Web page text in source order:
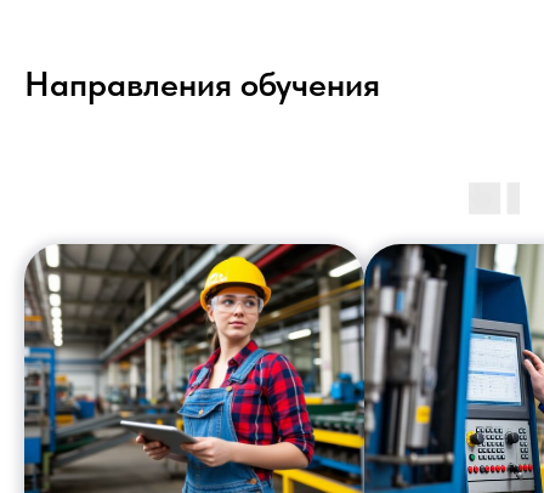
Направления обучения